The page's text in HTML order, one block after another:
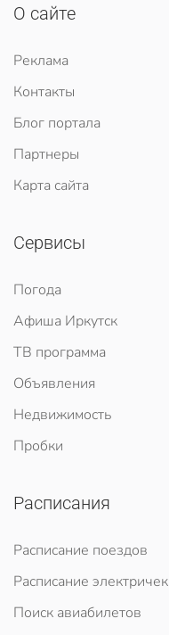
О сайте
Реклама
Контакты
Блог портала
Партнеры
Карта сайта
Сервисы
Погода
Афиша Иркутск
ТВ программа
Объявления
Недвижимость
Пробки
Расписания
Расписание поездов
Расписание электричек
Поиск авиабилетов